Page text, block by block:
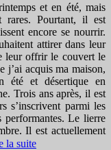
et en été, mais
rares. Pourtant, il est
encore se nourrir.
attirer dans leur
leur offrir le couvert le
j’ai acquis ma maison,
été et désertique en
Trois ans après, il est
s’inscrivent parmi les
performantes. Le lierre
Il est actuellement
la suite